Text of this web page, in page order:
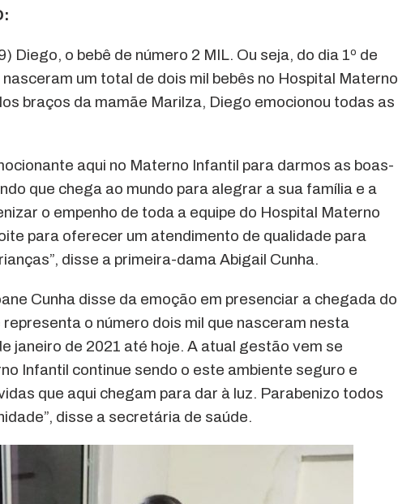
Diego, o bebê de número 2 MIL. Ou seja, do dia 1º de
um total de dois mil bebês no Hospital Materno
braços da mamãe Marilza, Diego emocionou todas as
aqui no Materno Infantil para darmos as boas-
que chega ao mundo para alegrar a sua família e a
o empenho de toda a equipe do Hospital Materno
para oferecer um atendimento de qualidade para
disse a primeira-dama Abigail Cunha.
Cunha disse da emoção em presenciar a chegada do
representa o número dois mil que nasceram nesta
janeiro de 2021 até hoje. A atual gestão vem se
Infantil continue sendo o este ambiente seguro e
que aqui chegam para dar à luz. Parabenizo todos
disse a secretária de saúde.